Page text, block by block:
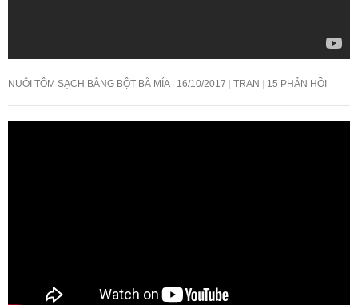
NUÔI TÔM SẠCH BẰNG BỘT BÃ MÍA 16/10/2017 TRAN 15 PHẢN HỒI